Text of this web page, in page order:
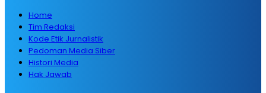
Home
Tim Redaksi
Kode Etik Jurnalistik
Pedoman Media Siber
Histori Media
Hak Jawab